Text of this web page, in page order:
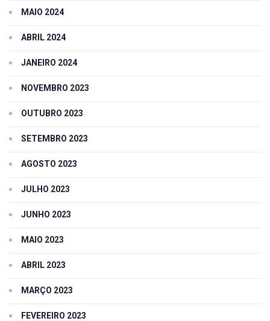
MAIO 2024
ABRIL 2024
JANEIRO 2024
NOVEMBRO 2023
OUTUBRO 2023
SETEMBRO 2023
AGOSTO 2023
JULHO 2023
JUNHO 2023
MAIO 2023
ABRIL 2023
MARÇO 2023
FEVEREIRO 2023